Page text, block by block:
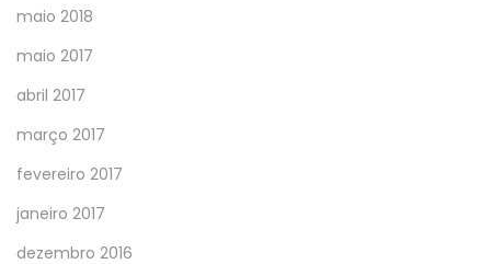
maio 2018
maio 2017
abril 2017
março 2017
fevereiro 2017
janeiro 2017
dezembro 2016